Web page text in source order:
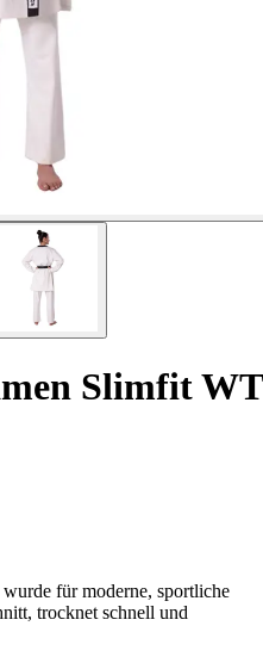
Slimfit WT
für moderne, sportliche
trocknet schnell und